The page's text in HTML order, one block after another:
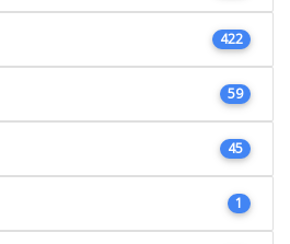
422
59
45
1